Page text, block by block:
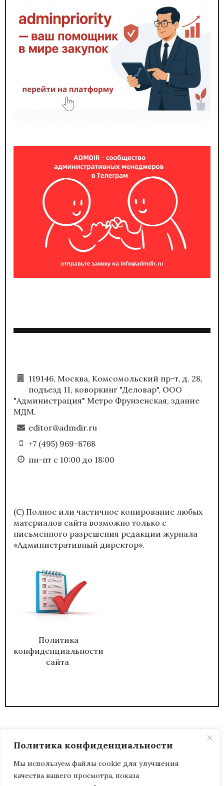
Политика конфиденциальности
Мы используем файлы cookie для улучшения
качества вашего просмотра, показа
119146, Москва, Комсомольский пр-т, д. 28,
подъезд 11, коворкинг "Деловар", ООО
"Администрация" Метро Фрунзенская, здание
МДМ.
editor@admdir.ru
+7 (495) 969-8768
пн-пт с 10:00 до 18:00
(С) Полное или частичное копирование любых
материалов сайта возможно только с
письменного разрешения редакции журнала
«Административный директор».
Политика
конфиденциальности
сайта